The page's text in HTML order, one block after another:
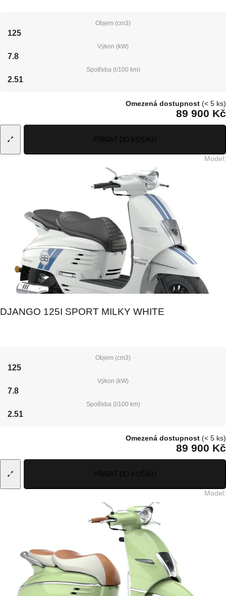
Objem (cm3)
125
Výkon (kW)
7.8
Spotřeba (l/100 km)
2.51
Omezená dostupnost (< 5 ks)
89 900 Kč
PŘIDAT DO KOŠÍKU
Model:
DJANGO 125I SPORT MILKY WHITE
Objem (cm3)
125
Výkon (kW)
7.8
Spotřeba (l/100 km)
2.51
Omezená dostupnost (< 5 ks)
89 900 Kč
PŘIDAT DO KOŠÍKU
Model: